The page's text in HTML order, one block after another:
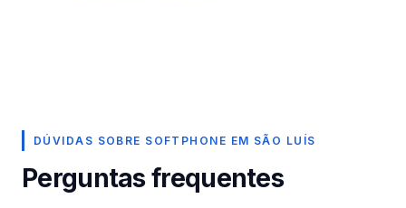
DÚVIDAS SOBRE SOFTPHONE EM SÃO LUÍS
Perguntas frequentes